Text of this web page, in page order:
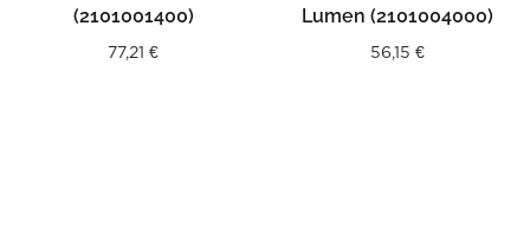
(2101001400)
77,21 €
Lumen (2101004000)
56,15 €